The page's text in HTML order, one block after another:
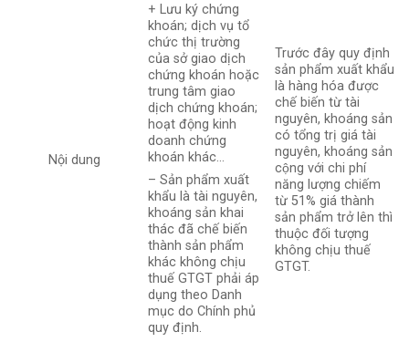
Nội dung
+ Lưu ký chứng
khoán; dịch vụ tổ
chức thị trường
của sở giao dịch
chứng khoán hoặc
trung tâm giao
dịch chứng khoán;
hoạt động kinh
doanh chứng
khoán khác…
– Sản phẩm xuất
khẩu là tài nguyên,
khoáng sản khai
thác đã chế biến
thành sản phẩm
khác không chịu
thuế GTGT phải áp
dụng theo Danh
mục do Chính phủ
quy định.
Trước đây quy định
sản phẩm xuất khẩu
là hàng hóa được
chế biến từ tài
nguyên, khoáng sản
có tổng trị giá tài
nguyên, khoáng sản
cộng với chi phí
năng lượng chiếm
từ 51% giá thành
sản phẩm trở lên thì
thuộc đối tượng
không chịu thuế
GTGT.